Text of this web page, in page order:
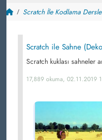
Scratch İle Kodlama
Scratch ile Sahne
Scratch kuklası sahneler
17,889 okuma, 02.11.2019